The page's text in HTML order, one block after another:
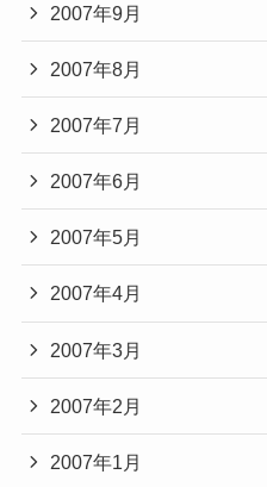
2007年9月
2007年8月
2007年7月
2007年6月
2007年5月
2007年4月
2007年3月
2007年2月
2007年1月